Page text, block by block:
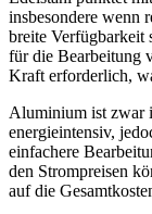
insbesondere wenn
breite Verfügbarkeit
für die Bearbeitung
Kraft erforderlich,
Aluminium ist zwar
energieintensiv,
einfachere
den Strompreisen
auf die